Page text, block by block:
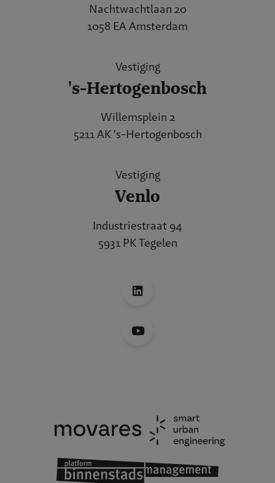
Nachtwachtlaan 20
1058 EA Amsterdam
Vestiging
's-Hertogenbosch
Willemsplein 2
5211 AK 's-Hertogenbosch
Vestiging
Venlo
Industriestraat 94
5931 PK Tegelen